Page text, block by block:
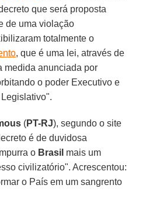
que será proposta
de uma violação
totalmente o
, que é uma lei, através de
medida anunciada por
o poder Executivo e
(PT-RJ), segundo o site
é de duvidosa
o Brasil mais um
civilizatório". Acrescentou:
o País em um sangrento